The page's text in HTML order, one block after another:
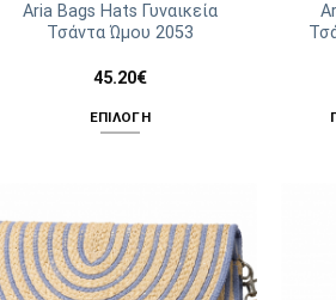
Aria Bags Hats Γυναικεία
Τσάντα Ώμου 2053
45.20€
ΕΠΙΛΟΓΉ
έχει
πολλαπλές
παραλλαγές.